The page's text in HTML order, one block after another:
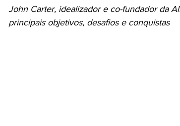
John Carter, idealizador e co-fundador da
principais objetivos, desafios e conquistas